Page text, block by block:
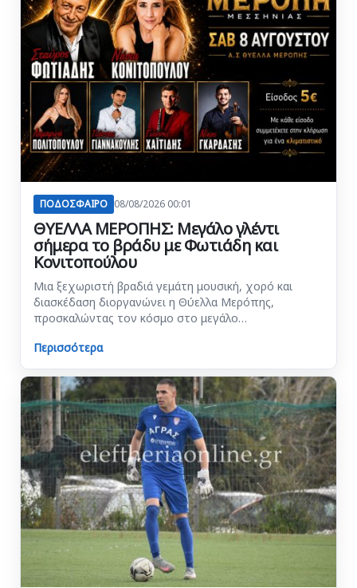
ΠΟΔΟΣΦΑΙΡΟ 08/08/2026 00:01
ΘΥΕΛΛΑ ΜΕΡΟΠΗΣ: Μεγάλο γλέντι
σήμερα το βράδυ με Φωτιάδη και
Κονιτοπούλου
Μια ξεχωριστή βραδιά γεμάτη μουσική, χορό και
διασκέδαση διοργανώνει η Θύελλα Μερόπης,
προσκαλώντας τον κόσμο στο μεγάλο…
Περισσότερα